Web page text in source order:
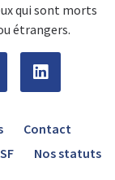
qui sont morts
étrangers.
Contact
Nos statuts